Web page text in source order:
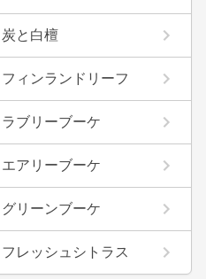
と白檀
ィンランドリーフ
ブリーブーケ
アリーブーケ
リーンブーケ
レッシュシトラス